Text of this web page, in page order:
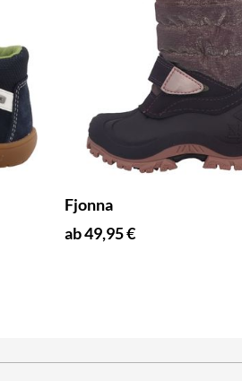
Fjonna
ab 49,95 €